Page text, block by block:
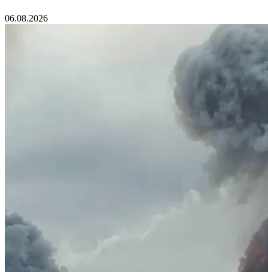
06.08.2026